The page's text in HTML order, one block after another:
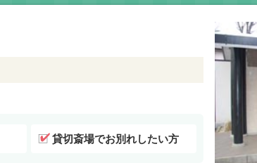
貸切斎場でお別れしたい方